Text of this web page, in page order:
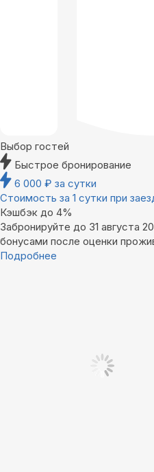
Выбор гостей
Быстрое бронирование
6 000 ₽ за сутки
Стоимость за 1 сутки при
Кэшбэк до 4%
Забронируйте до 31 августа
бонусами после оценки
Подробнее